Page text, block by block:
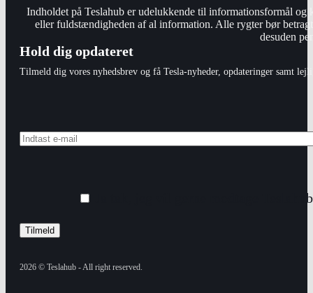
Indholdet på Teslahub er udelukkende til informationsformål
eller fuldstændigheden af al information. Alle rygter bør
desuden
Hold dig opdateret
Tilmeld dig vores nyhedsbrev og få Tesla-nyheder, opdateringer samt
Ja tak, jeg vil gerne modtage
2026 © Teslahub - All right reserved.